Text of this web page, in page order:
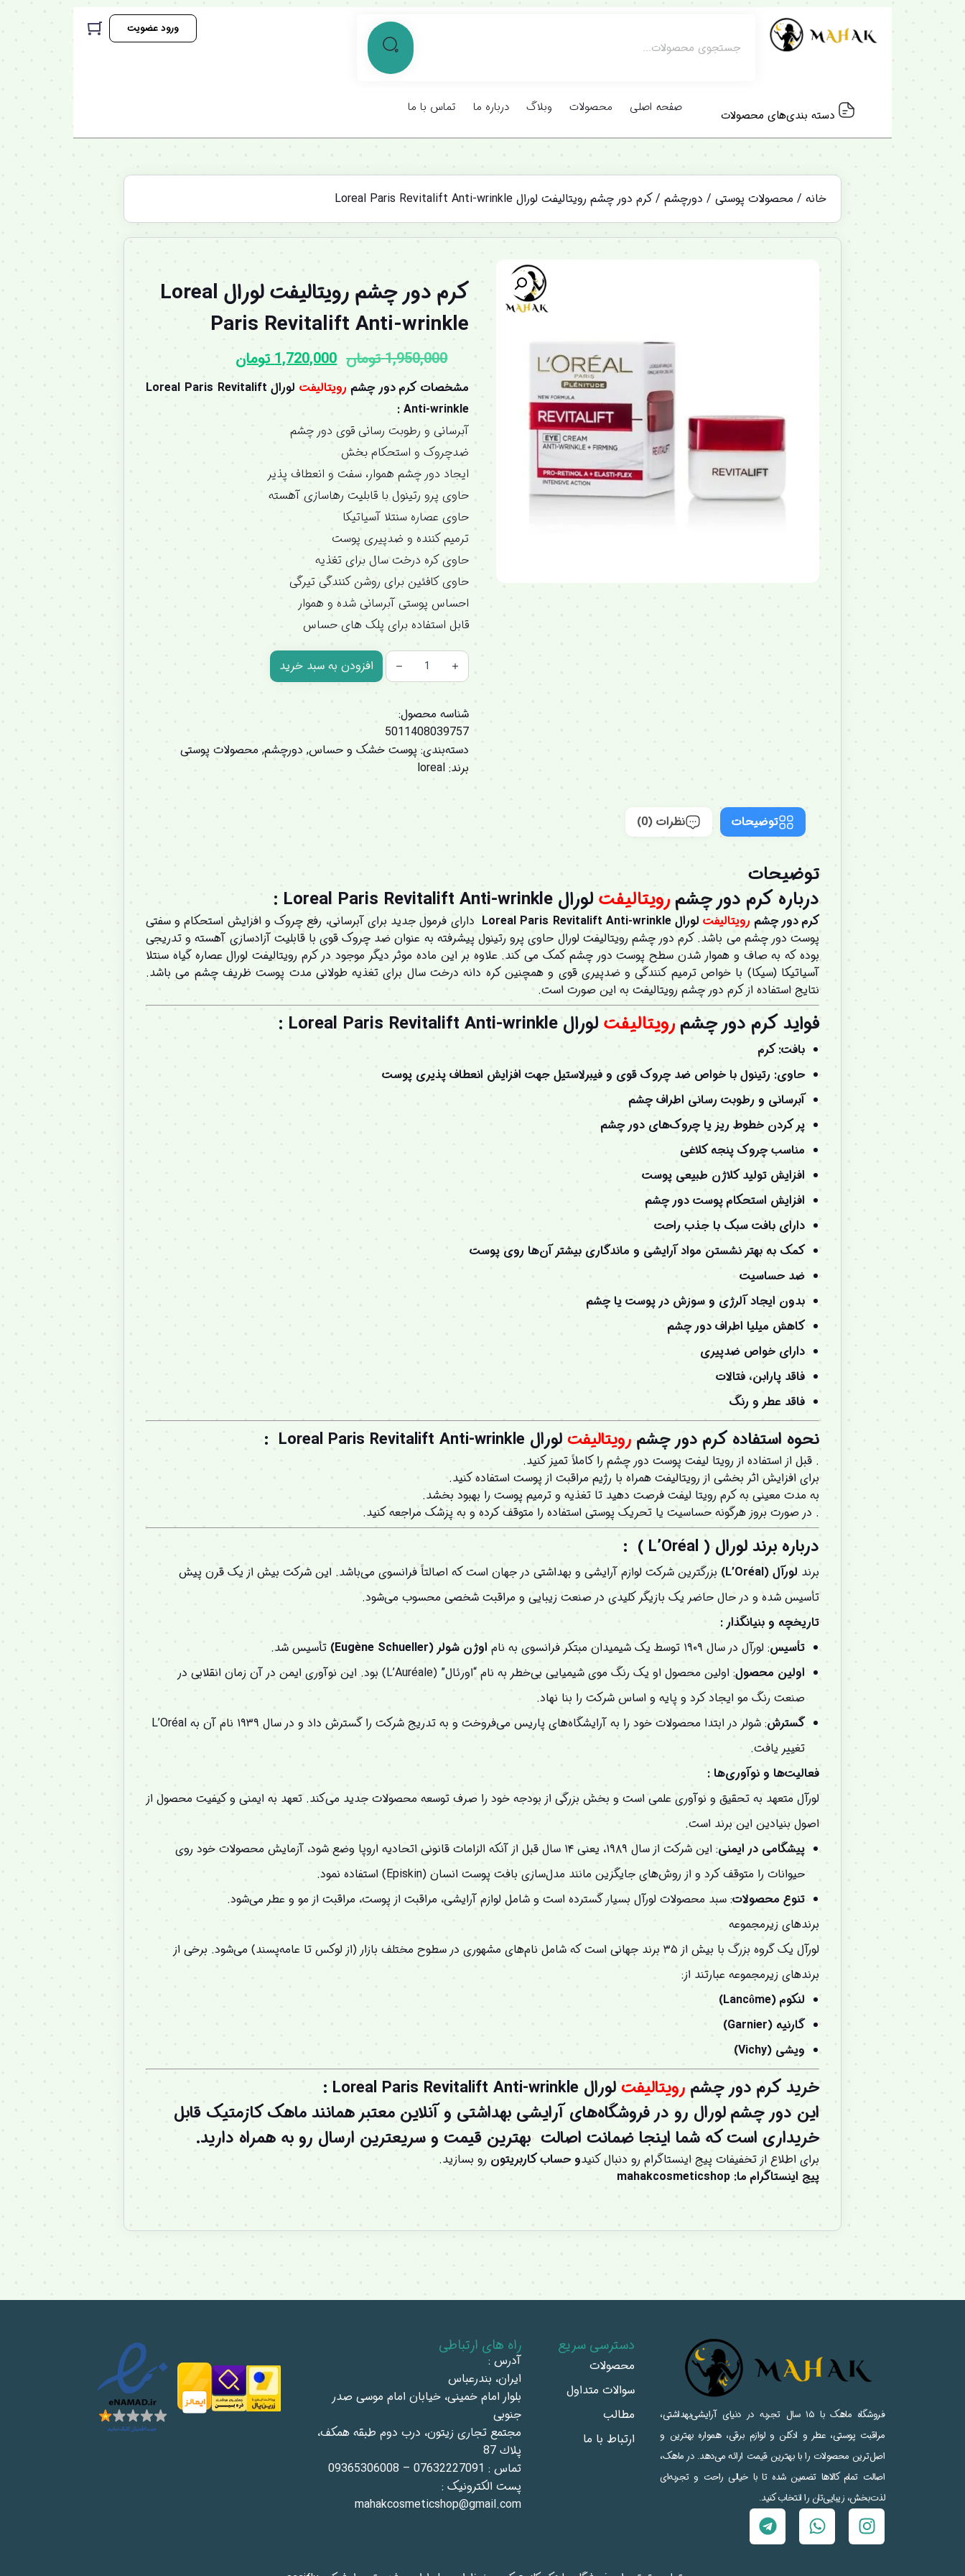
ورود عضویت
دسته بندی‌های محصولات صفحه اصلی محصولات وبلاگ درباره ما تماس با ما
خانه / محصولات پوستی / دورچشم / کرم دور چشم رویتالیفت لورال Loreal Paris Revitalift Anti-wrinkle
کرم دور چشم رویتالیفت لورال Loreal
Paris Revitalift Anti-wrinkle
1,950,000تومان 1,720,000تومان
مشخصات کرم دور چشم رویتالیفت
لورال Loreal Paris Revitalift
Anti-wrinkle
:
آبرسانی و رطوبت رسانی قوی دور چشم
ضدچروک و استحکام بخش
ایجاد دور چشم هموار، سفت و انعطاف پذیر
حاوی پرو رتینول با قابلیت رهاسازی آهسته
حاوی عصاره سنتلا آسیاتیکا
ترمیم کننده و ضدپیری پوست
حاوی کره درخت سال برای تغذیه
حاوی کافئین برای روشن کنندگی تیرگی
احساس پوستی آبرسانی شده و هموار
قابل استفاده برای پلک های حساس
افزودن به سبد خرید
شناسه محصول:
5011408039757
دسته‌بندی: پوست خشک و حساس, دورچشم, محصولات پوستی
برند: loreal
توضیحات نظرات (0)
توضیحات
درباره کرم دور چشمرویتالیفت لورال Loreal Paris Revitalift Anti-wrinkle :
کرم دور چشم رویتالیفتلورال Loreal Paris Revitalift Anti-wrinkle
دارای فرمول جدید برای آبرسانی، رفع چروک و افزایش استحکام و سفتی
پوست دور چشم می باشد. کرم دور چشم رویتالیفت لورال حاوی پرو رتینول پیشرفته به عنوان ضد چروک قوی با قابلیت آزادسازی آهسته و تدریجی
بوده که به صاف و هموار شدن سطح پوست دور چشم کمک می کند. علاوه بر این ماده موثر دیگر موجود در کرم رویتالیفت لورال عصاره گیاه سنتلا
آسیاتیکا (سیکا) با خواص ترمیم کنندگی و ضدپیری قوی و همچنین کره دانه درخت سال برای تغذیه طولانی مدت پوست ظریف چشم می باشد.
نتایج استفاده از کرم دور چشم رویتالیفت به این صورت است.
فوایدکرم دور چشم رویتالیفت لورال Loreal Paris Revitalift Anti-wrinkle :
بافت: کرم
حاوی: رتینول با خواص ضد چروک قوی و فیبرلاستیل جهت افزایش انعطاف پذیری پوست
آبرسانی و رطوبت رسانی اطراف چشم
پر کردن خطوط ریز یا چروک‌های دور چشم
مناسب چروک پنجه کلاغی
افزایش تولید کلاژن طبیعی پوست
افزایش استحکام پوست دور چشم
دارای بافت سبک با جذب راحت
کمک به بهتر نشستن مواد آرایشی و ماندگاری بیشتر آن‌ها روی پوست
ضد حساسیت
بدون ایجاد آلرژی و سوزش در پوست یا چشم
کاهش میلیا اطراف دور چشم
دارای خواص ضدپیری
فاقد پارابن، فتالات
فاقد عطر و رنگ
نحوه استفاده کرم دور چشم رویتالیفت لورال Loreal Paris Revitalift Anti-wrinkle :
. قبل از استفاده از رویتا لیفت پوست دور چشم را کاملاً تمیز کنید.
برای افزایش اثر بخشی از رویتالیفت همراه با رژیم مراقبت از پوست استفاده کنید.
به مدت معینی به کرم رویتا لیفت فرصت دهید تا تغذیه و ترمیم پوست را بهبود بخشد.
. در صورت بروز هرگونه حساسیت یا تحریک پوستی استفاده را متوقف کرده و به پزشک مراجعه کنید.
درباره برند لورال ( L’Oréal ) :
برند لورآل (L’Oréal)
بزرگترین شرکت لوازم آرایشی و بهداشتی در جهان است که اصالتاً فرانسوی می‌باشد. این شرکت بیش از یک قرن پیش
تأسیس شده و در حال حاضر یک بازیگر کلیدی در صنعت زیبایی و مراقبت شخصی محسوب می‌شود.
تاریخچه و بنیانگذار :
تأسیس: لورآل در سال ۱۹۰۹ توسط یک شیمیدان مبتکر فرانسوی به نام اوژن شولر (Eugène Schueller)
تأسیس شد.
اولین محصول
: اولین محصول او یک رنگ موی شیمیایی بی‌خطر به نام “اورئال” (L’Auréale) بود. این نوآوری ایمن در آن زمان انقلابی در
صنعت رنگ مو ایجاد کرد و پایه و اساس شرکت را بنا نهاد.
گسترش
: شولر در ابتدا محصولات خود را به آرایشگاه‌های پاریس می‌فروخت و به تدریج شرکت را گسترش داد و در سال ۱۹۳۹ نام آن به L’Oréal
تغییر یافت.
فعالیت‌ها و نوآوری‌ها :
لورآل متعهد به تحقیق و نوآوری علمی است و بخش بزرگی از بودجه خود را صرف توسعه محصولات جدید می‌کند. تعهد به ایمنی و کیفیت محصول از
اصول بنیادین این برند است.
پیشگامی در ایمنی
: این شرکت از سال ۱۹۸۹، یعنی ۱۴ سال قبل از آنکه الزامات قانونی اتحادیه اروپا وضع شود، آزمایش محصولات خود روی
حیوانات را متوقف کرد و از روش‌های جایگزین مانند مدل‌سازی بافت پوست انسان (Episkin) استفاده نمود.
تنوع محصولات: سبد محصولات لورآل بسیار گسترده است و شامل لوازم آرایشی، مراقبت از پوست، مراقبت از مو و عطر می‌شود.
برندهای زیرمجموعه
لورآل یک گروه بزرگ با بیش از ۳۵ برند جهانی است که شامل نام‌های مشهوری در سطوح مختلف بازار (از لوکس تا عامه‌پسند) می‌شود. برخی از
برندهای زیرمجموعه عبارتند از:
لنکوم (Lancôme)
گارنیه (Garnier)
ویشی (Vichy)
خرید کرم دور چشم رویتالیفت لورال Loreal Paris Revitalift Anti-wrinkle
:
این دور چشم لورال رو در فروشگاه‌های آرایشی بهداشتی و آنلاین معتبر همانند ماهک کازمتیک قابل
خریداری است که شما اینجا ضمانت اصالت بهترین قیمت و سریعترین ارسال رو به همراه دارید.
برای اطلاع از تخفیفات پیج اینستاگرام رو دنبال کنیدوحساب کاربریتون رو بسازید.
پیج اینستاگرام ما:
mahakcosmeticshop
فروشگاه ماهک با ۱۵ سال تجربه در دنیای آرایشی‌بهداشتی،
مراقبت پوستی، عطر و ادکلن و لوازم برقی، همواره بهترین و
اصل‌ترین محصولات را با بهترین قیمت ارائه می‌دهد. در ماهک،
اصالت تمام کالاها تضمین شده تا با خیالی راحت و تجربه‌ای
لذت‌بخش، زیبایی‌تان را انتخاب کنید.
دسترسی سریع
محصولات
سوالات متداول
مطالب
ارتباط با ما
راه های ارتباطی
آدرس :
ايران، بندرعباس
بلوار امام خمينى، خيابان امام موسى صدر
جنوبى
مجتمع تجاری زيتون، درب دوم طبقه همكف،
پلاك 87
تماس : 07632227091 – 09365306008
پست الکترونیک :
mahakcosmeticshop@gmail.com